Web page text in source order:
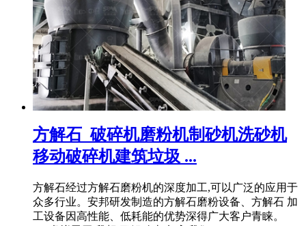
方解石_破碎机磨粉机制砂机洗砂机
移动破碎机建筑垃圾 ...
方解石经过方解石磨粉机的深度加工,可以广泛的应用于
众多行业。安邦研发制造的方解石磨粉设备、方解石 加
工设备因高性能、低耗能的优势深得广大客户青睐。